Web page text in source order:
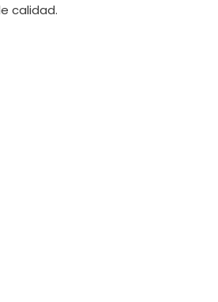
calidad.